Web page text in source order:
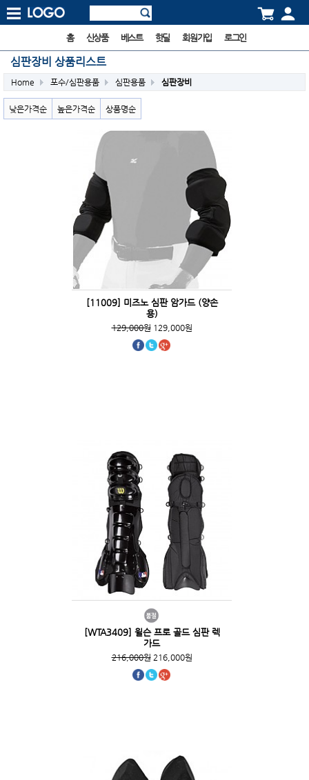
홈 신상품 베스트 핫딜 회원가입 로그인
심판장비 상품리스트
Home 포수/심판용품 심판용품 심판장비
낮은가격순 높은가격순 상품명순
[11009] 미즈노 심판 암가드 (양손
용)
129,000원129,000원
[WTA3409] 윌슨 프로 골드 심판 렉
가드
216,000원216,000원